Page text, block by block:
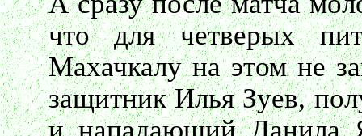
что для четверых
Махачкалу на этом не
защитник Илья Зуев,
и нападающий Данила